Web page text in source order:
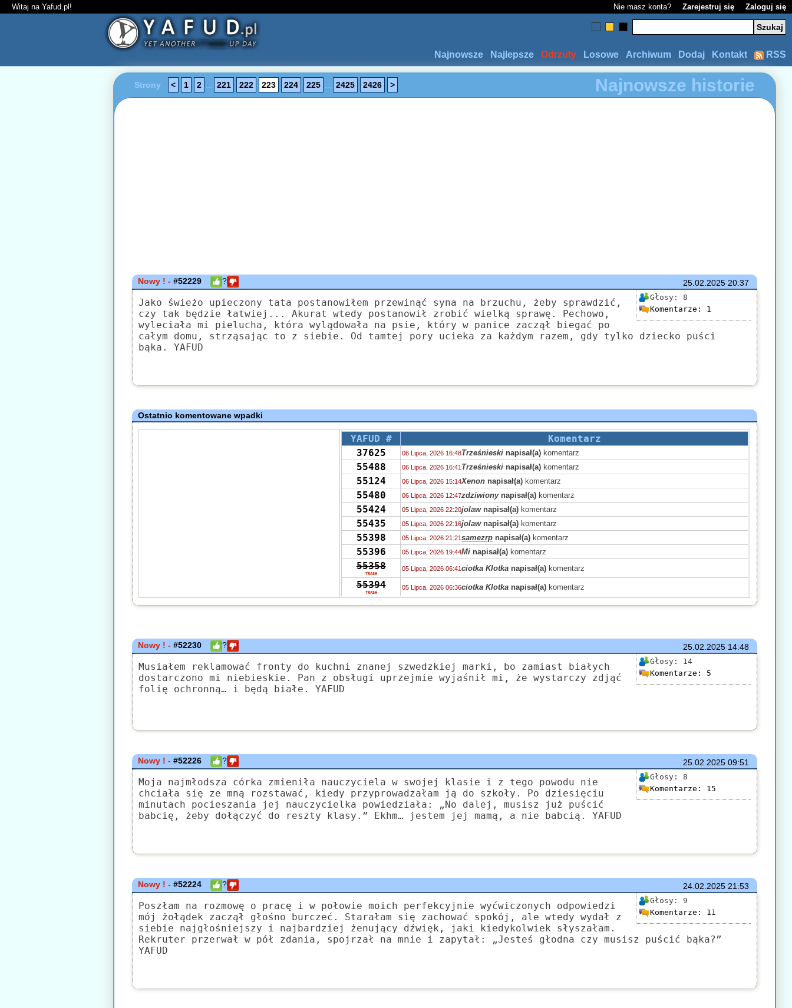
Witaj na Yafud.pl! Nie masz konta? Zarejestruj się Zaloguj się
RSS
Kontakt
Dodaj
Archiwum
Losowe
Odrzuty
Najlepsze
Najnowsze
Najnowsze historie
Strony < 1 2 221 222 223 224 225 2425 2426 >
25.02.202520:37
Nowy ! -#52229 ?
Głosy: 8
Komentarze: 1
Jako świeżo upieczony tata postanowiłem przewinąć syna na brzuchu, żeby sprawdzić,
czy tak będzie łatwiej... Akurat wtedy postanowił zrobić wielką sprawę. Pechowo,
wyleciała mi pielucha, która wylądowała na psie, który w panice zaczął biegać po
całym domu, strząsając to z siebie. Od tamtej pory ucieka za każdym razem, gdy tylko dziecko puści
bąka. YAFUD
Ostatnio komentowane wpadki
YAFUD #
Komentarz
37625
06 Lipca, 2026 16:48Trześnieski napisał(a) komentarz
55488 06 Lipca, 2026 16:41 Trześnieski napisał(a) komentarz
55124 06 Lipca, 2026 15:14Xenon napisał(a) komentarz
55480 06 Lipca, 2026 12:47zdziwionynapisał(a) komentarz
55424 05 Lipca, 2026 22:20jolawnapisał(a) komentarz
55435 05 Lipca, 2026 22:16jolawnapisał(a) komentarz
55398 05 Lipca, 2026 21:21samezrp napisał(a) komentarz
55396 05 Lipca, 2026 19:44Mi napisał(a) komentarz
55358
TRASH
05 Lipca, 2026 06:41ciotka Klotka napisał(a) komentarz
55394
TRASH
05 Lipca, 2026 06:36ciotka Klotka napisał(a) komentarz
55319 04 Lipca, 2026 15:04Pepponenapisał(a)komentarz
55319 02 Lipca, 2026 13:57 Grejon napisał(a)komentarz
55391 01 Lipca, 2026 15:19Szejk Wavenapisał(a)komentarz
25.02.202514:48
Nowy ! -#52230 ?
Głosy: 14
Komentarze: 5
Musiałem reklamować fronty do kuchni znanej szwedzkiej marki, bo zamiast białych
dostarczono mi niebieskie. Pan z obsługi uprzejmie wyjaśnił mi, że wystarczy zdjąć
folię ochronną… i będą białe. YAFUD
25.02.202509:51
Nowy ! -#52226 ?
Głosy: 8
Komentarze: 15
Moja najmłodsza córka zmieniła nauczyciela w swojej klasie i z tego powodu nie
chciała się ze mną rozstawać, kiedy przyprowadzałam ją do szkoły. Po dziesięciu
minutach pocieszania jej nauczycielka powiedziała: „No dalej, musisz już puścić
babcię, żeby dołączyć do reszty klasy.” Ekhm… jestem jej mamą, a nie babcią. YAFUD
24.02.202521:53
Nowy ! -#52224 ?
Głosy: 9
Komentarze: 11
Poszłam na rozmowę o pracę i w połowie moich perfekcyjnie wyćwiczonych odpowiedzi
mój żołądek zaczął głośno burczeć. Starałam się zachować spokój, ale wtedy wydał z
siebie najgłośniejszy i najbardziej żenujący dźwięk, jaki kiedykolwiek słyszałam.
Rekruter przerwał w pół zdania, spojrzał na mnie i zapytał: „Jesteś głodna czy musisz puścić bąka?”
YAFUD